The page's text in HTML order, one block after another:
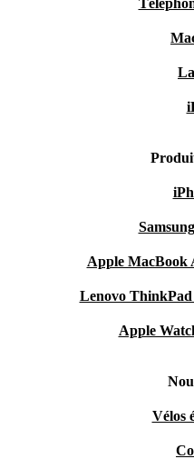
Apple MacBook
Lenovo ThinkPad
Apple
Vélos